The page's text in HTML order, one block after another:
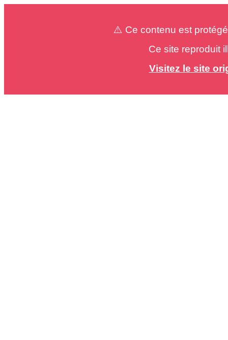
⚠️ Ce contenu est
Ce site reproduit
Visitez le site